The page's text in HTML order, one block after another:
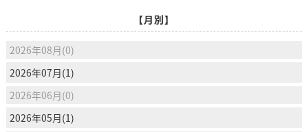
【月別】
2026年08月(0)
2026年07月(1)
2026年06月(0)
2026年05月(1)